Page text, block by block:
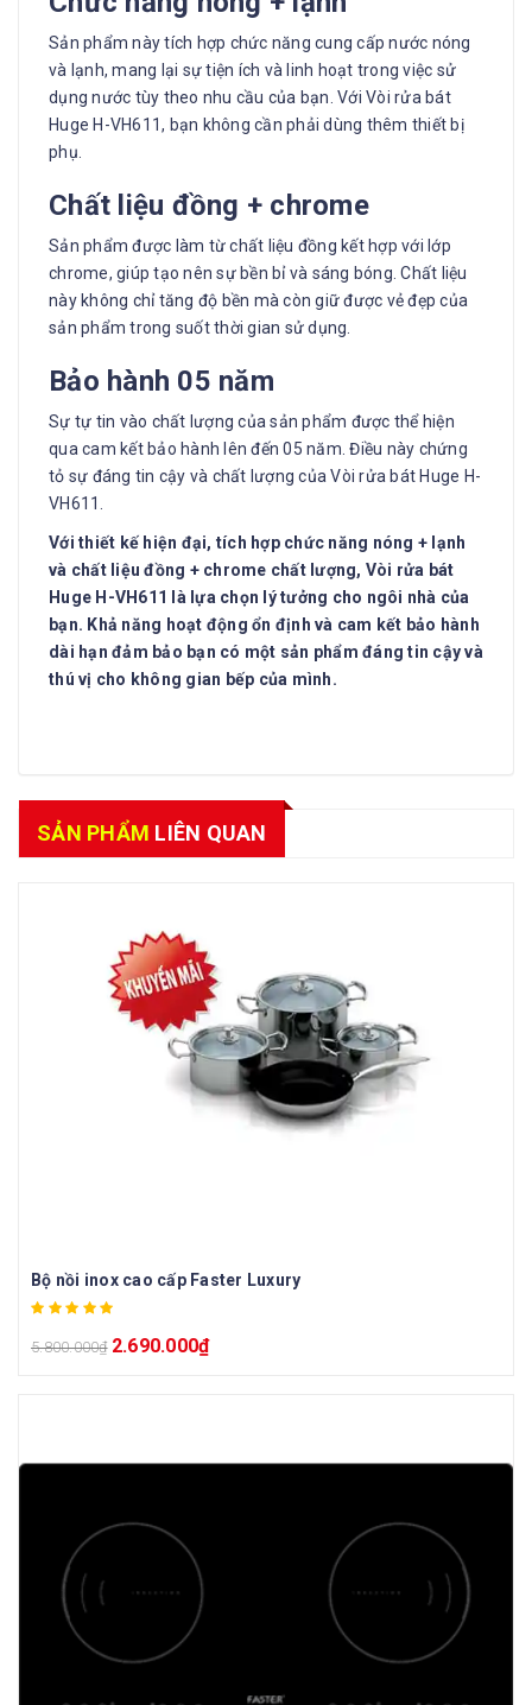
Sản phẩm này tích hợp chức năng cung cấp nước nóng
và lạnh, mang lại sự tiện ích và linh hoạt trong việc sử
dụng nước tùy theo nhu cầu của bạn. Với Vòi rửa bát
Huge H-VH611, bạn không cần phải dùng thêm thiết bị
phụ.
Chất liệu đồng + chrome
Sản phẩm được làm từ chất liệu đồng kết hợp với lớp
chrome, giúp tạo nên sự bền bỉ và sáng bóng. Chất liệu
này không chỉ tăng độ bền mà còn giữ được vẻ đẹp của
sản phẩm trong suốt thời gian sử dụng.
Bảo hành 05 năm
Sự tự tin vào chất lượng của sản phẩm được thể hiện
qua cam kết bảo hành lên đến 05 năm. Điều này chứng
tỏ sự đáng tin cậy và chất lượng của Vòi rửa bát Huge H-
VH611.
Với thiết kế hiện đại, tích hợp chức năng nóng + lạnh
và chất liệu đồng + chrome chất lượng, Vòi rửa bát
Huge H-VH611 là lựa chọn lý tưởng cho ngôi nhà của
bạn. Khả năng hoạt động ổn định và cam kết bảo hành
dài hạn đảm bảo bạn có một sản phẩm đáng tin cậy và
thú vị cho không gian bếp của mình.
SẢN PHẨM LIÊN QUAN
Bộ nồi inox cao cấp Faster Luxury
5.800.000₫ 2.690.000₫